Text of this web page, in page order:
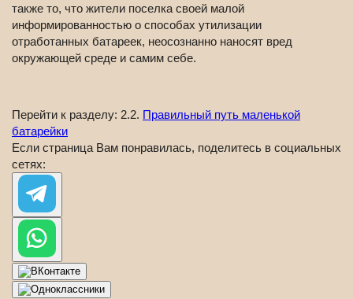
также то, что жители поселка своей малой
информированностью о способах утилизации
отработанных батареек, неосознанно наносят вред
окружающей среде и самим себе.
Перейти к разделу: 2.2. Правильный путь маленькой
батарейки
Если страница Вам понравилась, поделитесь в социальных
сетях: